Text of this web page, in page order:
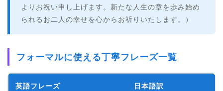
よりお祝い申し上げます。新たな人生の章を歩み始め
られるお二人の幸せを心からお祈りいたします。）
フォーマルに使える丁寧フレーズ一覧
英語フレーズ 日本語訳